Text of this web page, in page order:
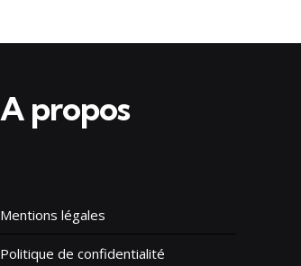
A propos
Mentions légales
Politique de confidentialité